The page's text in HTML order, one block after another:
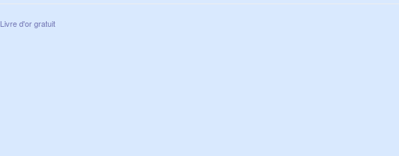
Livre d'or gratuit